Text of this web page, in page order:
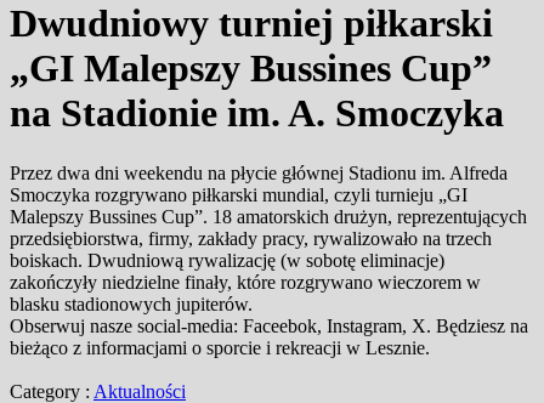
Dwudniowy turniej piłkarski
„GI Malepszy Bussines Cup”
na Stadionie im. A. Smoczyka
Przez dwa dni weekendu na płycie głównej Stadionu im. Alfreda
Smoczyka rozgrywano piłkarski mundial, czyli turnieju „GI
Malepszy Bussines Cup”. 18 amatorskich drużyn, reprezentujących
przedsiębiorstwa, firmy, zakłady pracy, rywalizowało na trzech
boiskach. Dwudniową rywalizację (w sobotę eliminacje)
zakończyły niedzielne finały, które rozgrywano wieczorem w
blasku stadionowych jupiterów.
Obserwuj nasze social-media: Faceebok, Instagram, X. Będziesz na
bieżąco z informacjami o sporcie i rekreacji w Lesznie.
Category : Aktualności